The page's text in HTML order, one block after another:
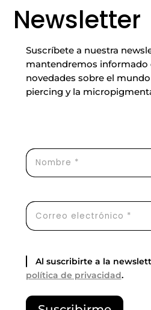
Newsletter
Suscríbete a nuestra
mantendremos informado
novedades sobre el
piercing y la
Al suscribirte a la
política de privacidad.
P